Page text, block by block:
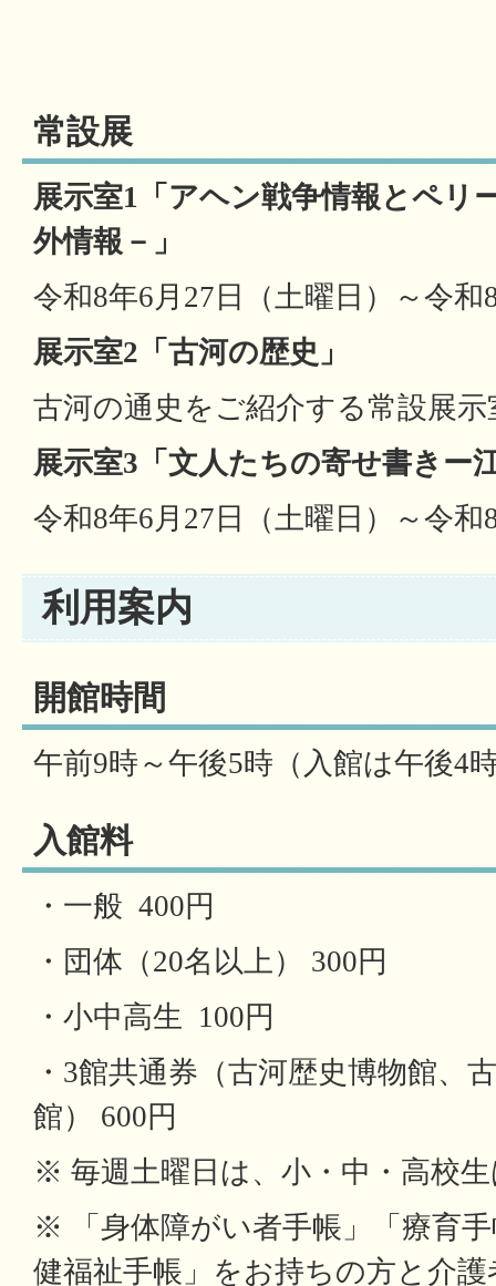
常設展
展示室1「アヘン戦争情報とペリ
外情報－」
令和8年6月27日（土曜日）～令
展示室2「古河の歴史」
古河の通史をご紹介する常設展
展示室3「文人たちの寄せ書きー
令和8年6月27日（土曜日）～令
利用案内
開館時間
午前9時～午後5時（入館は午後4
入館料
・一般 400円
・団体（20名以上） 300円
・小中高生 100円
・3館共通券（古河歴史博物館、
館） 600円
※ 毎週土曜日は、小・中・高校
※ 「身体障がい者手帳」「療育
健福祉手帳」をお持ちの方と介